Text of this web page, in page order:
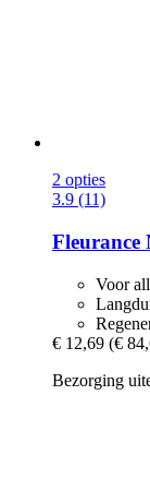
2 opties
3.9 (11)
Fleurance
Voor
€ 12,69 (€
Bezorging